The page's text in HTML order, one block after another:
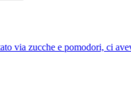
via zucche e pomodori, ci